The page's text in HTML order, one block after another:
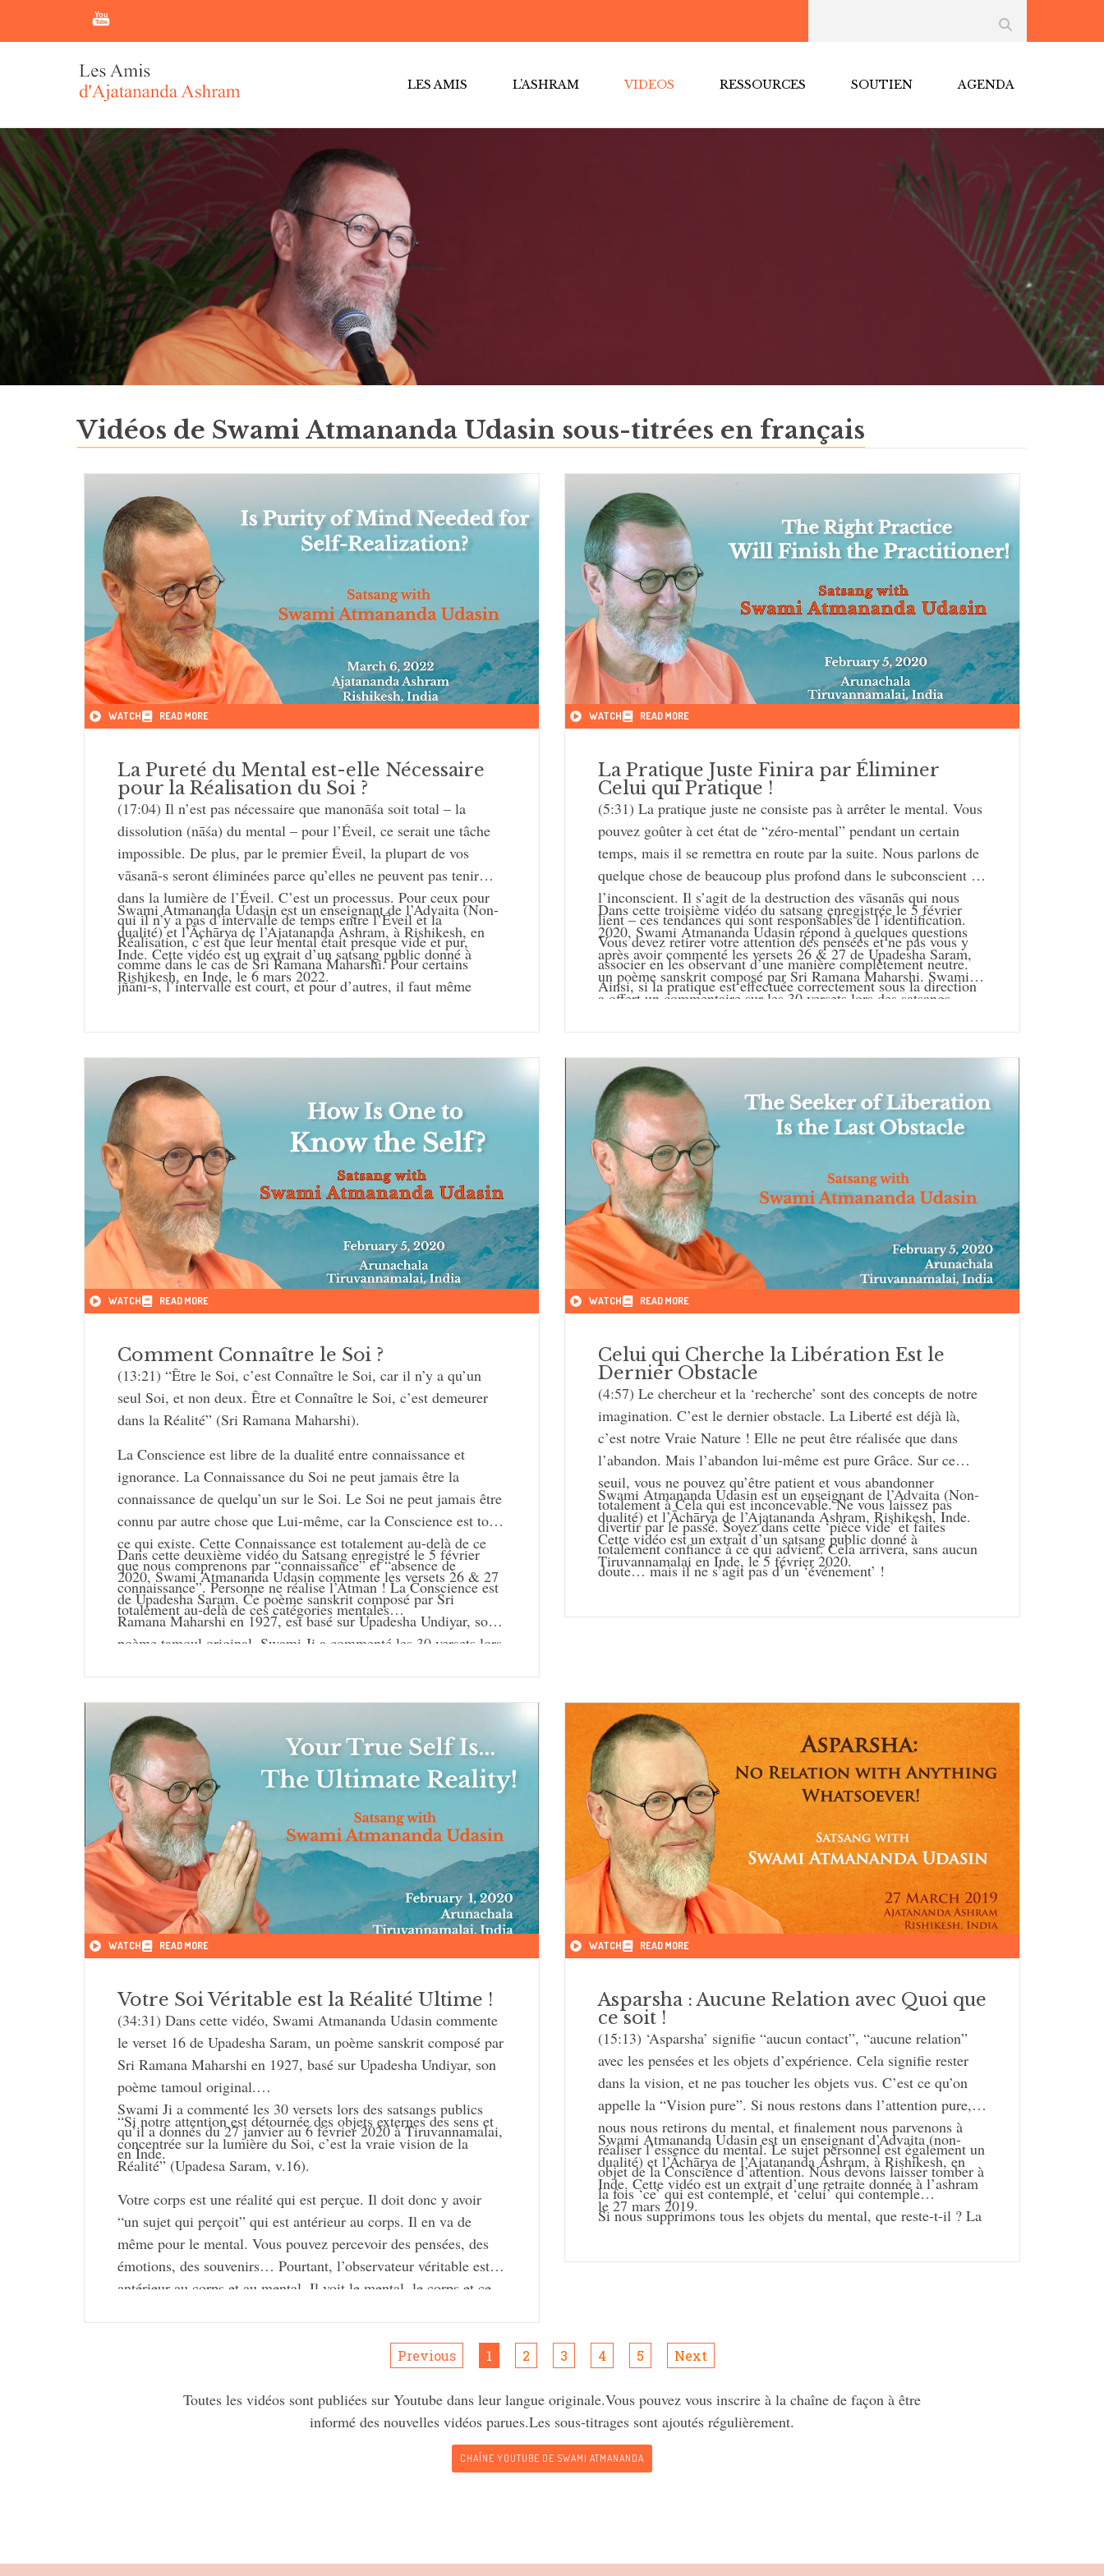
You
Tube
LES AMIS L’ASHRAM VIDEOS RESSOURCES SOUTIEN AGENDA
Vidéos de Swami Atmananda Udasin sous-titrées en français
WATCH READ MORE
La Pureté du Mental est-elle Nécessaire
pour la Réalisation du Soi ?
(17:04) Il n’est pas nécessaire que manonāśa soit total – la
dissolution (nāśa) du mental – pour l’Éveil, ce serait une tâche
impossible. De plus, par le premier Éveil, la plupart de vos
vāsanā-s seront éliminées parce qu’elles ne peuvent pas tenir
dans la lumière de l’Éveil. C’est un processus. Pour ceux pour
qui il n’y a pas d’intervalle de temps entre l’Éveil et la
Réalisation, c’est que leur mental était presque vide et pur,
comme dans le cas de Sri Ramana Maharshi. Pour certains
jñānī-s, l’intervalle est court, et pour d’autres, il faut même
protégée. Et à nouveau, le saṃsāra est désormais vu comme la
forme même du Bien-Aimé, il n’est pas vu comme une forme
adverse.
Swami Atmananda Udasin est un enseignant de l’Advaita (Non-
dualité) et l’Āchārya de l’Ajatananda Ashram, à Rishikesh, en
Inde. Cette vidéo est un extrait d’un satsang public donné à
Rishikesh, en Inde, le 6 mars 2022.
WATCH READ MORE
La Pratique Juste Finira par Éliminer
Celui qui Pratique !
(5:31) La pratique juste ne consiste pas à arrêter le mental. Vous
pouvez goûter à cet état de “zéro-mental” pendant un certain
temps, mais il se remettra en route par la suite. Nous parlons de
quelque chose de beaucoup plus profond dans le subconscient et
l’inconscient. Il s’agit de la destruction des vāsanās qui nous
lient – ces tendances qui sont responsables de l’identification.
Vous devez retirer votre attention des pensées et ne pas vous y
associer en les observant d’une manière complètement neutre.
Ainsi, si la pratique est effectuée correctement sous la direction
Dans cette troisième vidéo du satsang enregistrée le 5 février
2020, Swami Atmananda Udasin répond à quelques questions
après avoir commenté les versets 26 & 27 de Upadesha Saram,
un poème sanskrit composé par Sri Ramana Maharshi. Swami Ji
a offert un commentaire sur les 30 versets lors des satsangs
WATCH READ MORE
Comment Connaître le Soi ?
(13:21) “Être le Soi, c’est Connaître le Soi, car il n’y a qu’un
seul Soi, et non deux. Être et Connaître le Soi, c’est demeurer
dans la Réalité” (Sri Ramana Maharshi).
La Conscience est libre de la dualité entre connaissance et
ignorance. La Connaissance du Soi ne peut jamais être la
connaissance de quelqu’un sur le Soi. Le Soi ne peut jamais être
connu par autre chose que Lui-même, car la Conscience est tout
ce qui existe. Cette Connaissance est totalement au-delà de ce
que nous comprenons par “connaissance” et “absence de
connaissance”. Personne ne réalise l’Atman ! La Conscience est
totalement au-delà de ces catégories mentales…
Dans cette deuxième vidéo du Satsang enregistré le 5 février
2020, Swami Atmananda Udasin commente les versets 26 & 27
de Upadesha Saram. Ce poème sanskrit composé par Sri
Ramana Maharshi en 1927, est basé sur Upadesha Undiyar, son
poème tamoul original. Swami Ji a commenté les 30 versets lors
WATCH READ MORE
Celui qui Cherche la Libération Est le
Dernier Obstacle
(4:57) Le chercheur et la ‘recherche’ sont des concepts de notre
imagination. C’est le dernier obstacle. La Liberté est déjà là,
c’est notre Vraie Nature ! Elle ne peut être réalisée que dans
l’abandon. Mais l’abandon lui-même est pure Grâce. Sur ce
seuil, vous ne pouvez qu’être patient et vous abandonner
totalement à Cela qui est inconcevable. Ne vous laissez pas
divertir par le passé. Soyez dans cette ‘pièce vide’ et faites
totalement confiance à ce qui advient. Cela arrivera, sans aucun
doute… mais il ne s’agit pas d’un ‘événement’ !
Swami Atmananda Udasin est un enseignant de l’Advaita (Non-
dualité) et l’Āchārya de l’Ajatananda Ashram, Rishikesh, Inde.
Cette vidéo est un extrait d’un satsang public donné à
Tiruvannamalai en Inde, le 5 février 2020.
WATCH READ MORE
Votre Soi Véritable est la Réalité Ultime !
(34:31) Dans cette vidéo, Swami Atmananda Udasin commente
le verset 16 de Upadesha Saram, un poème sanskrit composé par
Sri Ramana Maharshi en 1927, basé sur Upadesha Undiyar, son
poème tamoul original.
Swami Ji a commenté les 30 versets lors des satsangs publics
qu’il a donnés du 27 janvier au 6 février 2020 à Tiruvannamalai,
en Inde.
“Si notre attention est détournée des objets externes des sens et
concentrée sur la lumière du Soi, c’est la vraie vision de la
Réalité” (Upadesa Saram, v.16).
Votre corps est une réalité qui est perçue. Il doit donc y avoir
“un sujet qui perçoit” qui est antérieur au corps. Il en va de
même pour le mental. Vous pouvez percevoir des pensées, des
émotions, des souvenirs… Pourtant, l’observateur véritable est
antérieur au corps et au mental. Il voit le mental, le corps et ce
Conscience d’attention ! Elle ne peut jamais être un objet. Tout
Est-ce que “je” est ce qui voit ou ce qui est vu ? Ce “je” est en
fait également vu dans votre Conscience d’attention. Si vous
retirez tous les attributs de ce “je”, vous reconnaissez un “Je”
plus profond, qui n’a pas d’attributs… Ce pur “Je” est antérieur
WATCH READ MORE
Asparsha : Aucune Relation avec Quoi que
ce soit !
(15:13) ‘Asparsha’ signifie “aucun contact”, “aucune relation”
avec les pensées et les objets d’expérience. Cela signifie rester
dans la vision, et ne pas toucher les objets vus. C’est ce qu’on
appelle la “Vision pure”. Si nous restons dans l’attention pure,
nous nous retirons du mental, et finalement nous parvenons à
réaliser l’essence du mental. Le sujet personnel est également un
objet de la Conscience d’attention. Nous devons laisser tomber à
la fois ‘ce’ qui est contemplé, et ‘celui’ qui contemple…
Si nous supprimons tous les objets du mental, que reste-t-il ? La
Swami Atmananda Udasin est un enseignant d’Advaita (non-
dualité) et l’Āchārya de l’Ajatananda Ashram, à Rishikesh, en
Inde. Cette vidéo est un extrait d’une retraite donnée à l’ashram
le 27 mars 2019.
Previous 1 2 3 4 5 Next
Toutes les vidéos sont publiées sur Youtube dans leur langue originale.Vous pouvez vous inscrire à la chaîne de façon à être
informé des nouvelles vidéos parues.Les sous-titrages sont ajoutés régulièrement.
CHAÎNE YOUTUBE DE SWAMI ATMANANDA